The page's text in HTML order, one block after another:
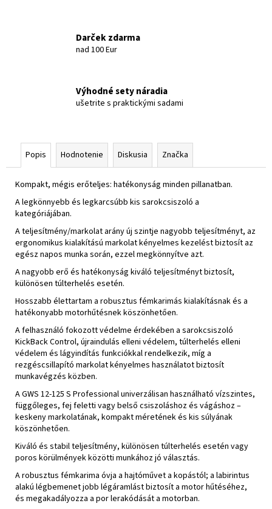
Darček zdarma
nad 100 Eur
Výhodné sety náradia
ušetrite s praktickými sadami
Popis Hodnotenie Diskusia Značka
Kompakt, mégis erőteljes: hatékonyság minden pillanatban.
A legkönnyebb és legkarcsúbb kis sarokcsiszoló a
kategóriájában.
A teljesítmény/markolat arány új szintje nagyobb teljesítményt, az
ergonomikus kialakítású markolat kényelmes kezelést biztosít az
egész napos munka során, ezzel megkönnyítve azt.
A nagyobb erő és hatékonyság kiváló teljesítményt biztosít,
különösen túlterhelés esetén.
Hosszabb élettartam a robusztus fémkarimás kialakításnak és a
hatékonyabb motorhűtésnek köszönhetően.
A felhasználó fokozott védelme érdekében a sarokcsiszoló
KickBack Control, újraindulás elleni védelem, túlterhelés elleni
védelem és lágyindítás funkciókkal rendelkezik, míg a
rezgéscsillapító markolat kényelmes használatot biztosít
munkavégzés közben.
A GWS 12-125 S Professional univerzálisan használható vízszintes,
függőleges, fej feletti vagy belső csiszoláshoz és vágáshoz –
keskeny markolatának, kompakt méretének és kis súlyának
köszönhetően.
Kiváló és stabil teljesítmény, különösen túlterhelés esetén vagy
poros körülmények közötti munkához jó választás.
A robusztus fémkarima óvja a hajtóművet a kopástól; a labirintus
alakú légbemenet jobb légáramlást biztosít a motor hűtéséhez,
és megakadályozza a por lerakódását a motorban.